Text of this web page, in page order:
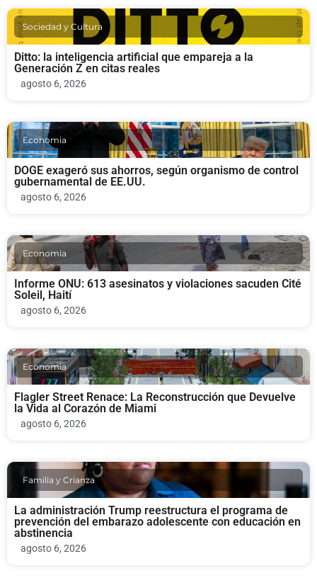
Sociedad y Cultura
Ditto: la inteligencia artificial que empareja a la
Generación Z en citas reales
agosto 6, 2026
Economia
DOGE exageró sus ahorros, según organismo de control
gubernamental de EE.UU.
agosto 6, 2026
Economia
Informe ONU: 613 asesinatos y violaciones sacuden Cité
Soleil, Haití
agosto 6, 2026
Economia
Flagler Street Renace: La Reconstrucción que Devuelve
la Vida al Corazón de Miami
agosto 6, 2026
Familia y Crianza
La administración Trump reestructura el programa de
prevención del embarazo adolescente con educación en
abstinencia
agosto 6, 2026